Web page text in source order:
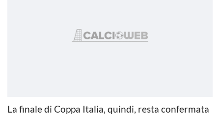
La finale di Coppa Italia, quindi, resta confermata